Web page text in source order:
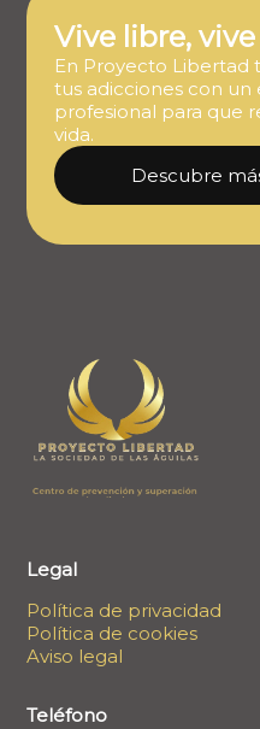
Vive libre,
En Proyecto Libertad
tus adicciones con
profesional para que
vida.
Descubre
Legal
Política de privacidad
Política de cookies
Aviso legal
Teléfono